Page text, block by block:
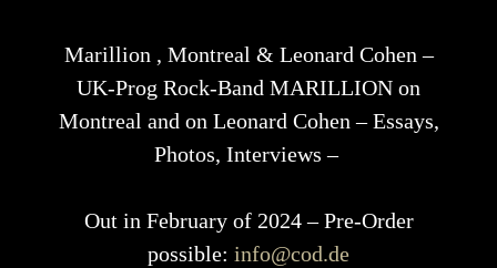
Marillion , Montreal & Leonard Cohen –
UK-Prog Rock-Band MARILLION on
Montreal and on Leonard Cohen – Essays,
Photos, Interviews –
Out in February of 2024 – Pre-Order
possible: info@cod.de